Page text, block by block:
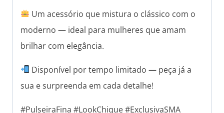
Um acessório que mistura o clássico com o
moderno — ideal para mulheres que amam
brilhar com elegância.
Disponível por tempo limitado — peça já a
sua e surpreenda em cada detalhe!
#PulseiraFina #LookChique #ExclusivaSMA